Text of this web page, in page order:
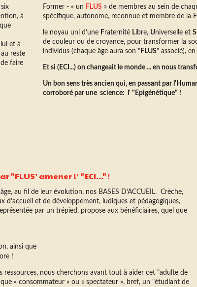
à
et à
reste
faire
Former - « un FLUS » de membres au sein de
spécifique, autonome, reconnue et membre de la
le noyau uni d’une Fraternité Libre, Universelle et S
de couleur ou de croyance, pour transformer la
individus (chaque âge aura son " FLUS" associé),
Et si (ECI...) on changeait le monde ... en nous
Un bon sens très ancien qui, en passant par
corroboré par une science: l' "Epigénétique" !
amener l’ "ECI..." !
au fil de leur évolution, nos BASES D’ACCUEIL. Crèche,
d’accueil et de développement, ludiques et pédagogiques,
par un trépied, propose aux bénéficiaires, quel que
ainsi que
!
ressources, nous cherchons avant tout à aider cet "adulte de
« consommateur » ou « spectateur », bref, un "étudiant de